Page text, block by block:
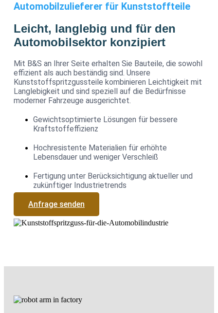
Automobilzulieferer für Kunststoffteile
Leicht, langlebig und für den
Automobilsektor konzipiert
Mit B&S an Ihrer Seite erhalten Sie Bauteile, die sowohl
effizient als auch beständig sind. Unsere
Kunststoffspritzgussteile kombinieren Leichtigkeit mit
Langlebigkeit und sind speziell auf die Bedürfnisse
moderner Fahrzeuge ausgerichtet.
Gewichtsoptimierte Lösungen für bessere
Kraftstoffeffizienz
Hochresistente Materialien für erhöhte
Lebensdauer und weniger Verschleiß
Fertigung unter Berücksichtigung aktueller und
zukünftiger Industrietrends
Anfrage senden